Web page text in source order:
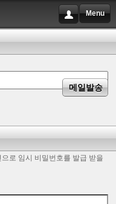
Menu
로 임시 비밀번호를 발급 받을